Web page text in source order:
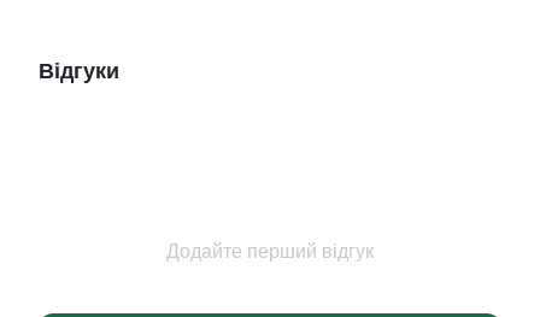
Відгуки
Додайте перший відгук